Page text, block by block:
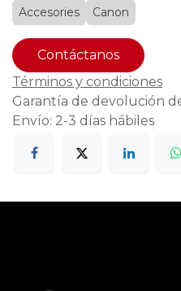
Accesories Canon
Contáctanos
Términos y condiciones
Garantía de devolución
Envío: 2-3 días hábiles